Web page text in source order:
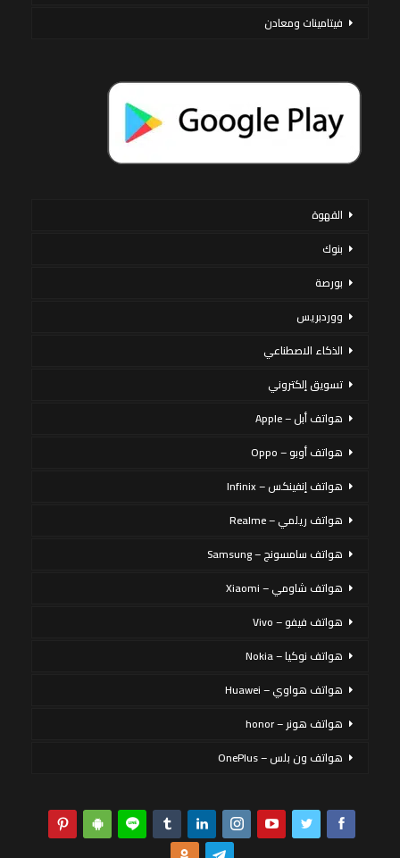
فيتامينات ومعادن
القهوة
بنوك
بورصة
ووردبريس
الذكاء الاصطناعي
تسويق إلكتروني
هواتف أبل – Apple
هواتف أوبو – Oppo
هواتف إنفينكس – Infinix
هواتف ريلمي – Realme
هواتف سامسونج – Samsung
هواتف شاومي – Xiaomi
هواتف فيفو – Vivo
هواتف نوكيا – Nokia
هواتف هواوي – Huawei
هواتف هونر – honor
هواتف ون بلس – OnePlus